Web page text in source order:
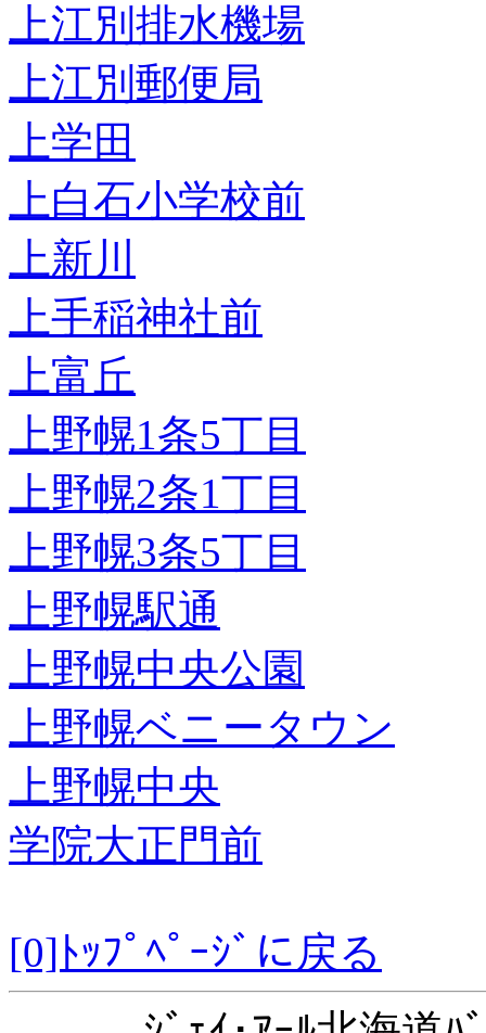
上江別排水機場
上江別郵便局
上学田
上白石小学校前
上新川
上手稲神社前
上富丘
上野幌1条5丁目
上野幌2条1丁目
上野幌3条5丁目
上野幌駅通
上野幌中央公園
上野幌ベニータウン
上野幌中央
学院大正門前
[0]ﾄｯﾌﾟﾍﾟｰｼﾞに戻る